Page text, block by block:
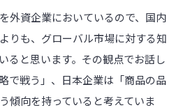
外資企業においているので、国内
りも、グローバル市場に対する知
ると思います。その観点でお話し
で戦う」、日本企業は「商品の品
傾向を持っていると考えていま